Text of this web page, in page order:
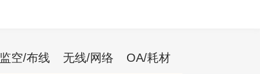
监空/布线 无线/网络 OA/耗材